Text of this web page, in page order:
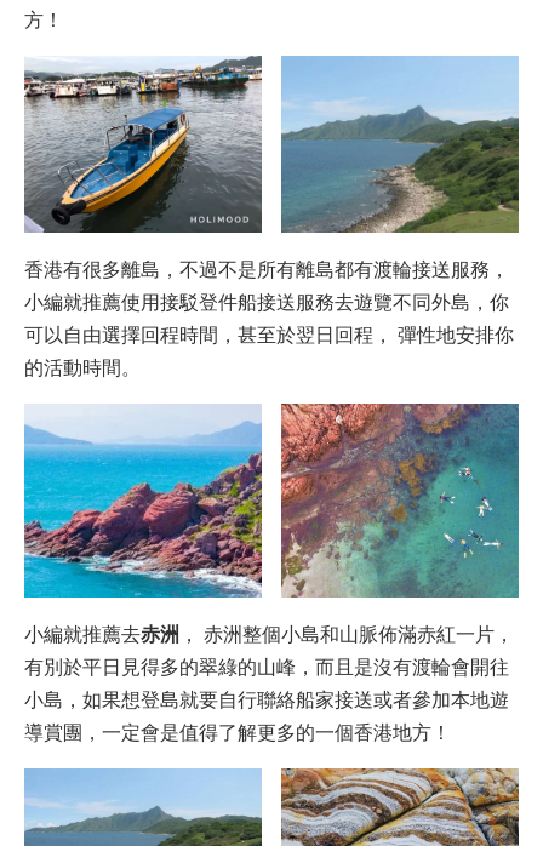
方！
香港有很多離島，不過不是所有離島都有渡輪接送服務，
小編就推薦使用接駁登件船接送服務去遊覽不同外島，你
可以自由選擇回程時間，甚至於翌日回程， 彈性地安排你
的活動時間。
小編就推薦去赤洲 ， 赤洲整個小島和山脈佈滿赤紅一片，
有別於平日見得多的翠綠的山峰，而且是沒有渡輪會開往
小島，如果想登島就要自行聯絡船家接送或者參加本地遊
導賞團，一定會是值得了解更多的一個香港地方！